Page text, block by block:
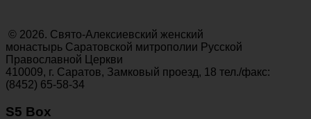
© 2026. Свято-Алексиевский женский
монастырь Саратовской митрополии Русской
Православной Церкви
410009, г. Саратов, Замковый проезд, 18 тел./факс:
(8452) 65-58-34
S5 Box